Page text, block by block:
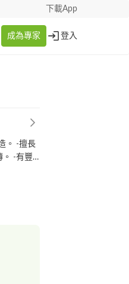
下載App
成為專家 登入
。 -擅長
-有豐
-於台
、組成
片方面